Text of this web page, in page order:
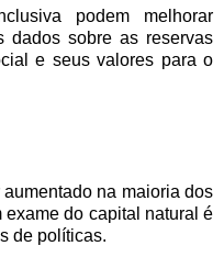
podem melhorar
dados sobre as reservas
e seus valores para o
na maioria dos
exame do capital natural é
de políticas.